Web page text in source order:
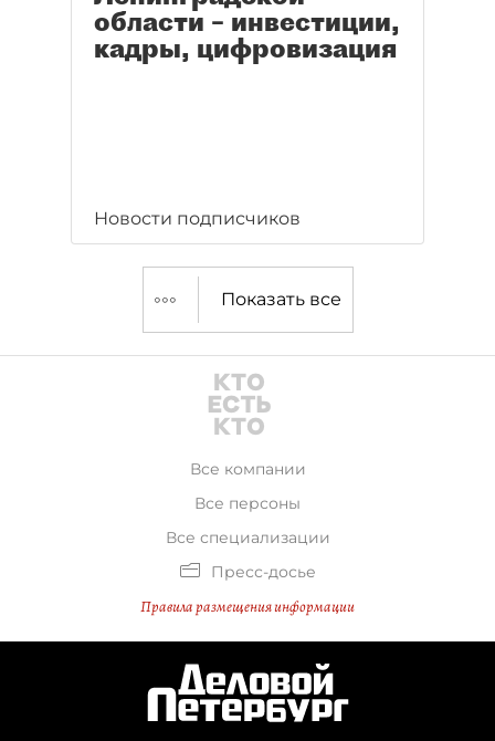
области – инвестиции,
кадры, цифровизация
Новости подписчиков
Показать все
Все компании
Все персоны
Все специализации
Пресс-досье
Правила размещения информации